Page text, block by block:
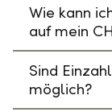
Wie kann
auf mein
Sind
möglich?